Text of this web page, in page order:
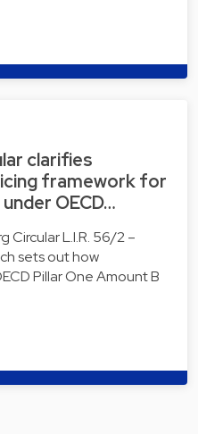
clarifies
framework for
OECD…
Circular L.I.R. 56/2 –
sets out how
Pillar One Amount B